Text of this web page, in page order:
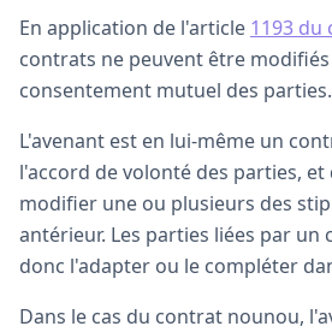
En application de l'article 1193 du
contrats ne peuvent être
consentement mutuel des
L'avenant est en lui-même un
l'accord de volonté des parties,
modifier une ou plusieurs des
antérieur. Les parties liées par un
donc l'adapter ou le compléter
Dans le cas du contrat nounou,